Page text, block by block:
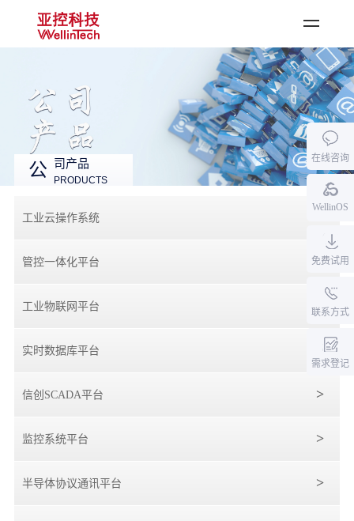
首页
公司产品
行业应用
新闻中心
加入我们
公 司产品
PRODUCTS
工业云操作系统
管控一体化平台
工业物联网平台
实时数据库平台
信创SCADA平台
监控系统平台
半导体协议通讯平台
在线咨询
WellinOS
免费试用
联系方式
需求登记